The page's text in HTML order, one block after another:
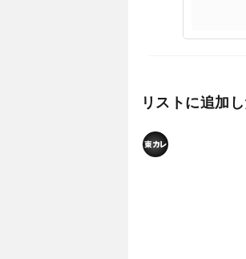
リストに追加